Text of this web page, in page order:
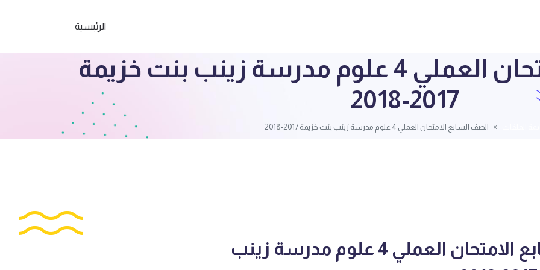
الرئيسية
الصف السابع الامتحان العملي 4 علوم مدرسة زينب بنت خزيمة
2017-2018
الصف السابع الامتحان العملي 4 علوم مدرسة زينب بنت خزيمة 2017-2018
الصف السابع الامتحان العملي 4 علوم مدرسة زينب